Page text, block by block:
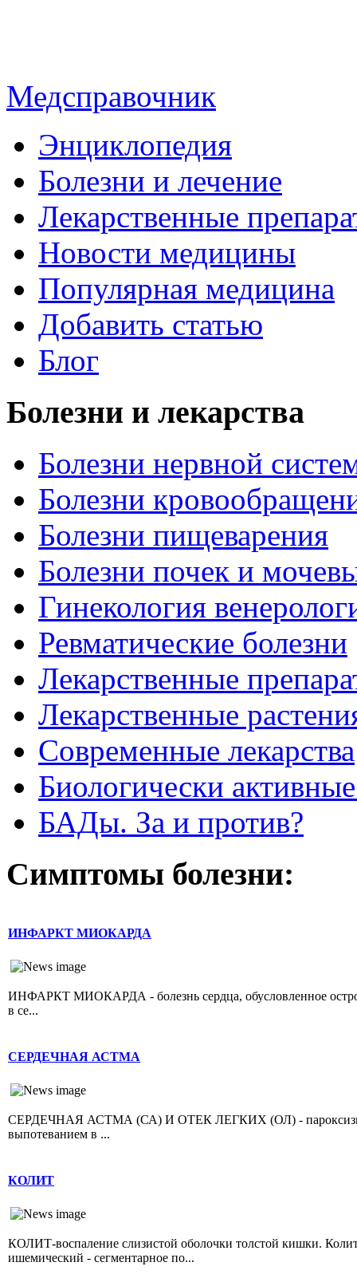
Медсправочник
Энциклопедия
Болезни и лечение
Лекарственные
Новости медицины
Популярная медицина
Добавить статью
Блог
Болезни и лекарства
Болезни нервной
Болезни
Болезни пищеварения
Болезни почек и
Гинекология
Ревматические болезни
Лекарственные
Лекарственные
Современные лекарства
Биологически
БАДы. За и против?
Симптомы болезни:
ИНФАРКТ МИОКАРДА
ИНФАРКТ МИОКАРДА - болезнь сердца, обусловленное острой
в се...
СЕРДЕЧНАЯ АСТМА
СЕРДЕЧНАЯ АСТМА (СА) И ОТЕК ЛЕГКИХ (ОЛ) -
выпотеванием в ...
КОЛИТ
КОЛИТ-воспаление слизистой оболочки толстой кишки.
ишемический - сегментарное по...